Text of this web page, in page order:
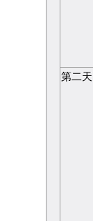
第二天